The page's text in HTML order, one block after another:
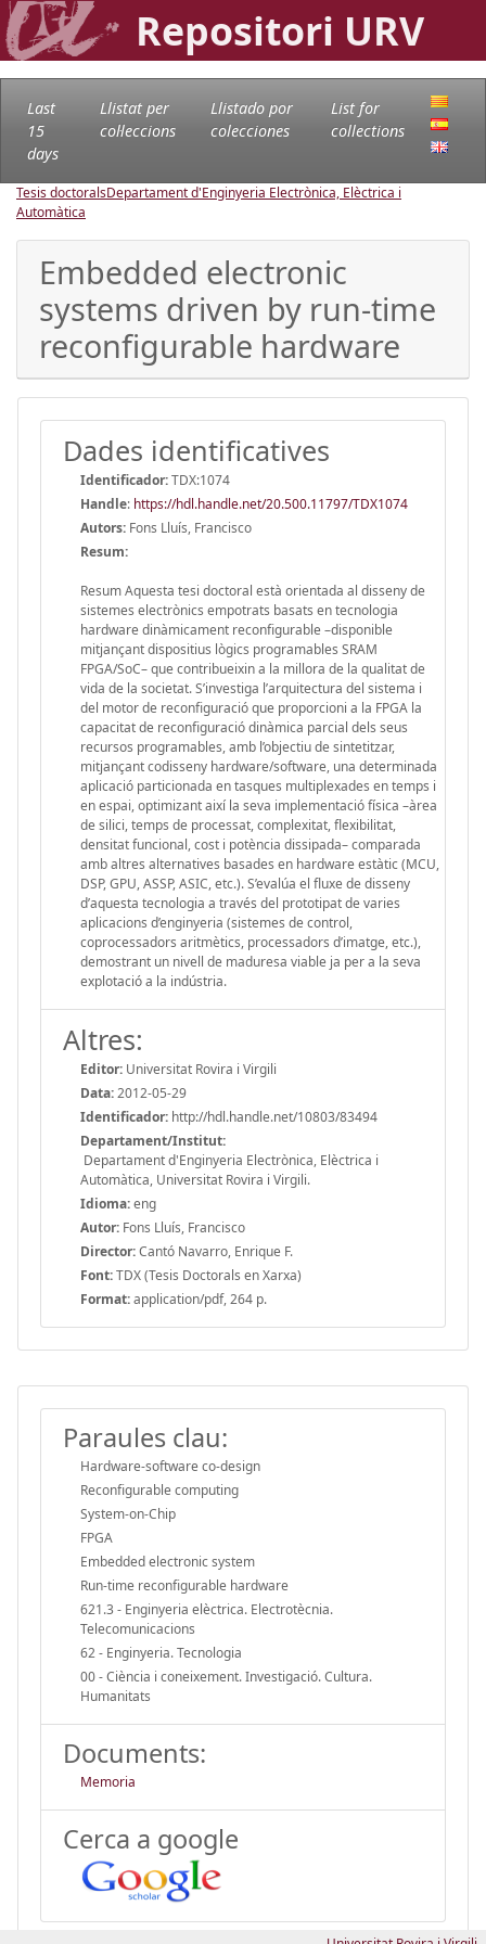
Repositori URV
Last
15
days
Llistat per
col·leccions
Llistado por
colecciones
List for
collections
Tesis doctoralsDepartament d'Enginyeria Electrònica, Elèctrica i
Automàtica
Embedded electronic
systems driven by run-time
reconfigurable hardware
Dades identificatives
Identificador:TDX:1074
Handle: https://hdl.handle.net/20.500.11797/TDX1074
Autors: Fons Lluís, Francisco
Resum:
Resum Aquesta tesi doctoral està orientada al disseny de
sistemes electrònics empotrats basats en tecnologia
hardware dinàmicament reconfigurable –disponible
mitjançant dispositius lògics programables SRAM
FPGA/SoC– que contribueixin a la millora de la qualitat de
vida de la societat. S’investiga l’arquitectura del sistema i
del motor de reconfiguració que proporcioni a la FPGA la
capacitat de reconfiguració dinàmica parcial dels seus
recursos programables, amb l’objectiu de sintetitzar,
mitjançant codisseny hardware/software, una determinada
aplicació particionada en tasques multiplexades en temps i
en espai, optimizant així la seva implementació física –àrea
de silici, temps de processat, complexitat, flexibilitat,
densitat funcional, cost i potència dissipada– comparada
amb altres alternatives basades en hardware estàtic (MCU,
DSP, GPU, ASSP, ASIC, etc.). S’evalúa el fluxe de disseny
d’aquesta tecnologia a través del prototipat de varies
aplicacions d’enginyeria (sistemes de control,
coprocessadors aritmètics, processadors d’imatge, etc.),
demostrant un nivell de maduresa viable ja per a la seva
explotació a la indústria.
Altres:
Editor: Universitat Rovira i Virgili
Data:2012-05-29
Identificador: http://hdl.handle.net/10803/83494
Departament/Institut:
Departament d'Enginyeria Electrònica, Elèctrica i
Automàtica, Universitat Rovira i Virgili.
Idioma:eng
Autor: Fons Lluís, Francisco
Director:Cantó Navarro, Enrique F.
Font:TDX (Tesis Doctorals en Xarxa)
Format:application/pdf, 264 p.
Paraules clau:
Hardware-software co-design
Reconfigurable computing
System-on-Chip
FPGA
Embedded electronic system
Run-time reconfigurable hardware
621.3 - Enginyeria elèctrica. Electrotècnia.
Telecomunicacions
62 - Enginyeria. Tecnologia
00 - Ciència i coneixement. Investigació. Cultura.
Humanitats
Documents:
Memoria
Cerca a google